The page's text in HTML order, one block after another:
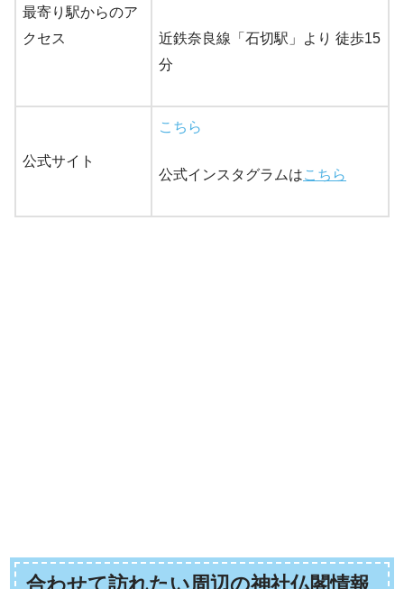
最寄り駅からのア
クセス
近鉄奈良線「石切駅」より 徒歩15
分
公式サイト
こちら
公式インスタグラムはこちら
合わせて訪れたい周辺の神社仏閣情報